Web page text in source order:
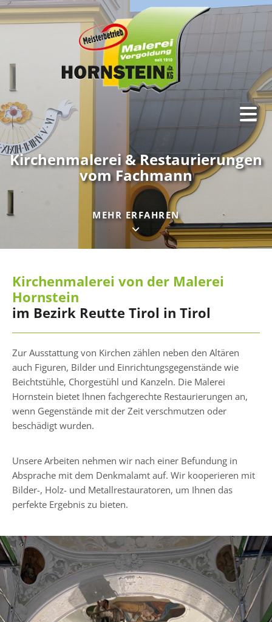
Kirchenmalerei & Restaurierungen
vom Fachmann
MEHR ERFAHREN

Kirchenmalerei von der Malerei
Hornstein
im Bezirk Reutte Tirol in Tirol
Zur Ausstattung von Kirchen zählen neben den Altären
auch Figuren, Bilder und Einrichtungsgegenstände wie
Beichtstühle, Chorgestühl und Kanzeln. Die Malerei
Hornstein bietet Ihnen fachgerechte Restaurierungen an,
wenn Gegenstände mit der Zeit verschmutzen oder
beschädigt wurden.
Unsere Arbeiten nehmen wir nach einer Befundung in
Absprache mit dem Denkmalamt auf. Wir kooperieren mit
Bilder-, Holz- und Metallrestauratoren, um Ihnen das
perfekte Ergebnis zu bieten.